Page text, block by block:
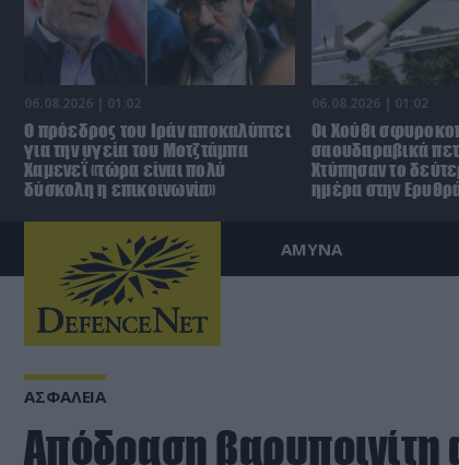
06.08.2026 | 01:02
Ο πρόεδρος του Ιράν αποκαλύπτει
για την υγεία του Μοτζτάμπα
Χαμενεΐ «τώρα είναι πολύ
δύσκολη η επικοινωνία»
06.08.2026 | 01:02
Οι Χούθι
σαουδαραβικά
Χτύπησαν το
ημέρα στην
ΑΜΥΝΑ
ΑΣΦΑΛΕΙΑ
Απόδραση βαρυποινίτη